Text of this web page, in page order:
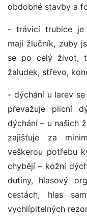
obdobné stavby a
- trávicí trubice je
mají žlučník, zuby
se po celý život,
žaludek, střevo,
- dýchání u larev
převažuje plicní
dýchání – u našich
zajišťuje za
veškerou potřebu
chybějí – kožní
dutiny, hlasový
cestách, hlas
vychlípitelných